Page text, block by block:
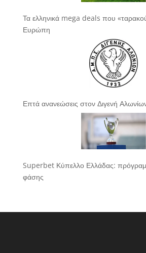
Τα ελληνικά mega deals που
Ευρώπη
Επτά ανανεώσεις στον Διγενή
Superbet Κύπελλο Ελλάδας:
φάσης